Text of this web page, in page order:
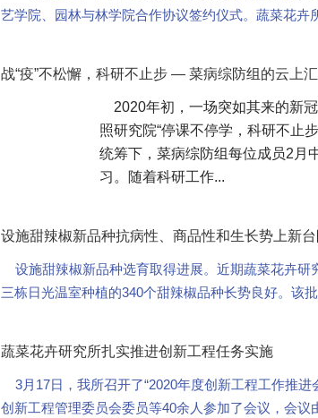
艺学院、园林与林学院合作协议签约仪式。蔬菜花
战“疫”不松懈，科研不止步 — 菜病综防组的云上
2020年初，一场突如其来的新
照研究院“停课不停学，科研不止
统筹下，菜病综防组每位成员2月
习。随着科研工作...
设施甜辣椒新品种抗病性、商品性和生长势上新
设施甜辣椒新品种选育取得进展。近期蔬菜花卉研
三栋日光温室种植的340个甜辣椒品种长势良好。该
蔬菜花卉研究所扎实推进创新工程任务实施
3月17日，我所召开了“2020年度创新工程工作推进
创新工程管理委员会委员等40余人参加了会议，会议